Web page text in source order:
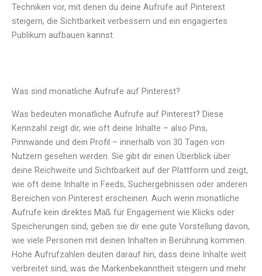
Techniken vor, mit denen du deine Aufrufe auf Pinterest
steigern, die Sichtbarkeit verbessern und ein engagiertes
Publikum aufbauen kannst.
Was sind monatliche Aufrufe auf Pinterest?
Was bedeuten monatliche Aufrufe auf Pinterest? Diese
Kennzahl zeigt dir, wie oft deine Inhalte – also Pins,
Pinnwände und dein Profil – innerhalb von 30 Tagen von
Nutzern gesehen werden. Sie gibt dir einen Überblick über
deine Reichweite und Sichtbarkeit auf der Plattform und zeigt,
wie oft deine Inhalte in Feeds, Suchergebnissen oder anderen
Bereichen von Pinterest erscheinen. Auch wenn monatliche
Aufrufe kein direktes Maß für Engagement wie Klicks oder
Speicherungen sind, geben sie dir eine gute Vorstellung davon,
wie viele Personen mit deinen Inhalten in Berührung kommen.
Hohe Aufrufzahlen deuten darauf hin, dass deine Inhalte weit
verbreitet sind, was die Markenbekanntheit steigern und mehr